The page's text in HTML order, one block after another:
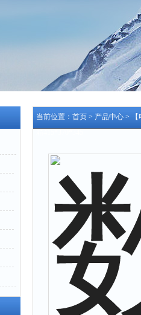
当前位置： 首页 > 产品中心 >